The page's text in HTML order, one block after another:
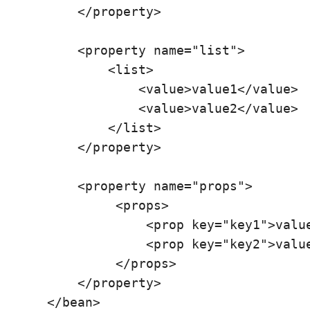
</property>
<property name="list">
<list>
<value>value1</value>
<value>value2</
</list>
</property>
<property name="props">
<props>
<prop
<prop
</props>
</property>
</bean>